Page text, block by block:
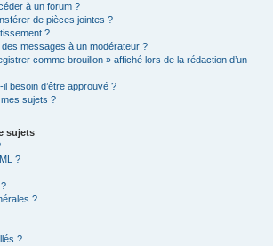
à un forum ?
de pièces jointes ?
?
messages à un modérateur ?
comme brouillon » affiché lors de la rédaction d’un
besoin d’être approuvé ?
sujets ?
sujets
?
?
?